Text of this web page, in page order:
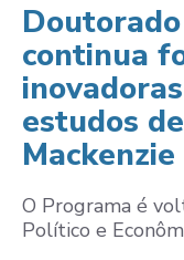
continua
estudos
O Programa é
Político e